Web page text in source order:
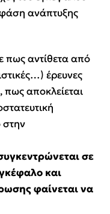
ανάπτυξης
πως αντίθετα από
έρευνες
αποκλείεται
στην
σε
και
φαίνεται να